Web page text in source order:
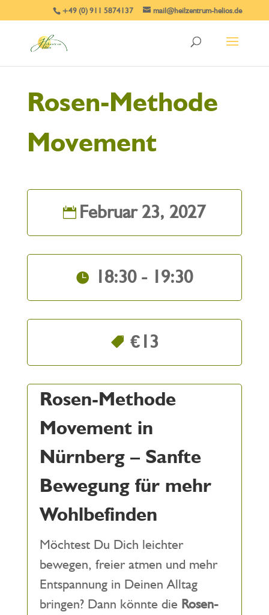
+49 (0) 911 5874137 mail@heilzentrum-helios.de
Rosen-Methode
Movement
Februar 23, 2027
18:30 - 19:30
€13
Rosen-Methode
Movement in
Nürnberg – Sanfte
Bewegung für mehr
Wohlbefinden
Möchtest Du Dich leichter
bewegen, freier atmen und mehr
Entspannung in Deinen Alltag
bringen? Dann könnte die Rosen-